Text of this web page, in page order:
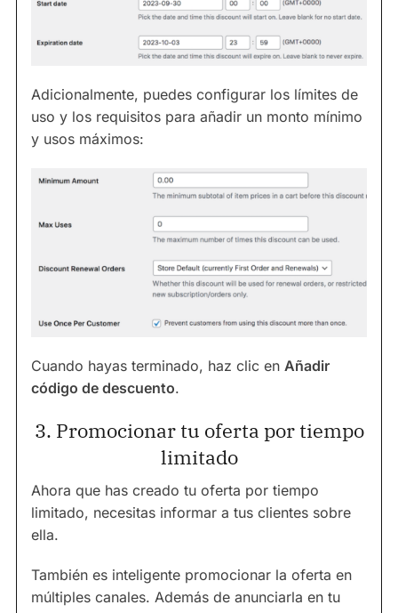
Adicionalmente, puedes configurar los límites de
uso y los requisitos para añadir un monto mínimo
y usos máximos:
Cuando hayas terminado, haz clic en Añadir
código de descuento.
3. Promocionar tu oferta por tiempo
limitado
Ahora que has creado tu oferta por tiempo
limitado, necesitas informar a tus clientes sobre
ella.
También es inteligente promocionar la oferta en
múltiples canales. Además de anunciarla en tu